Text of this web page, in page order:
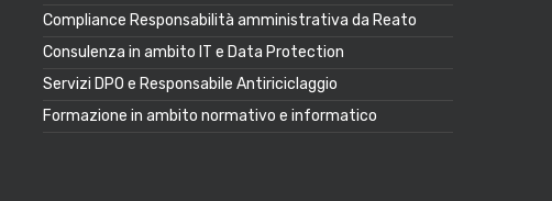
Compliance Responsabilità amministrativa da Reato
Consulenza in ambito IT e Data Protection
Servizi DPO e Responsabile Antiriciclaggio
Formazione in ambito normativo e informatico